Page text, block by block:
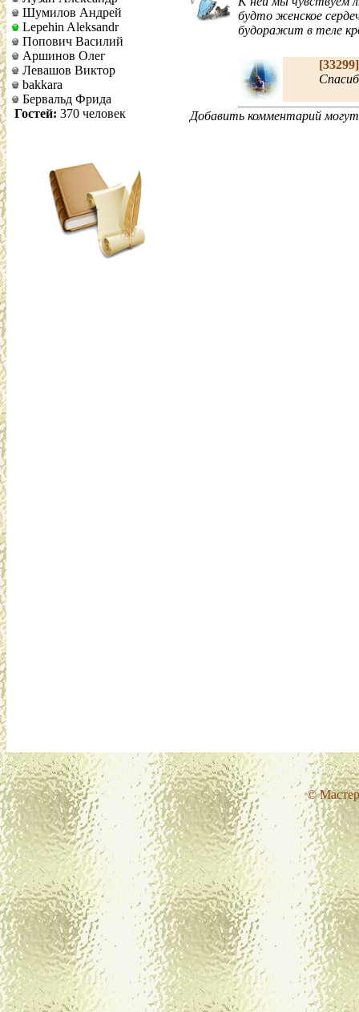
Шумилов Андрей
Lepehin Aleksandr
Попович Василий
Аршинов Олег
Левашов Виктор
bakkara
Бервальд Фрида
Гостей: 370 человек
будто женское
будоражит в теле
Добавить комментарий
©